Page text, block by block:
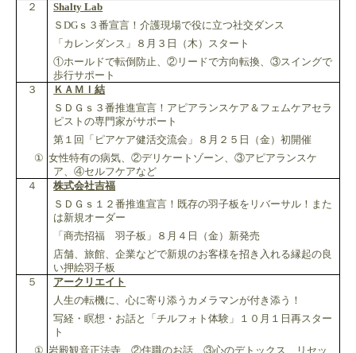
２
Shalty Lab
ＳDG ｓ３番宣言！介護現場で役に立つ社交ダンス
「カレンダンス」８月３日（木）スタート
①ホールドで転倒防止、②リードで方向転換、③スイングで
歩行サポート
３
ＫＡＭＩ結
ＳＤＧｓ３番推進宣言！アピアランスケア＆フェムケアセラ
ピストの専門家がサポート
第１回「ピアケア健活交流会」８月２５日（金）初開催
① 女性特有の病気、②デリケートゾーン、③アピアランスケ
ア、④セルフケアなど
４
株式会社吉福
ＳＤＧｓ１２番推進宣言！既存の羽子板をリバーサル！また
は新規オーダー
「商売招福 羽子板」８月４日（金）新発売
店舗、旅館、企業などで新規のお客様を招き入れる縁起の良
い押絵羽子板
５
アークリエイト
人生の転機に、心に寄り添うカメラマンが付き添う！
写経・瞑想・お話と「チルフォト体験」１０月１日再スター
ト
① 岩殿観音正法寺、②住職のお話、③心のデトックス、リセッ